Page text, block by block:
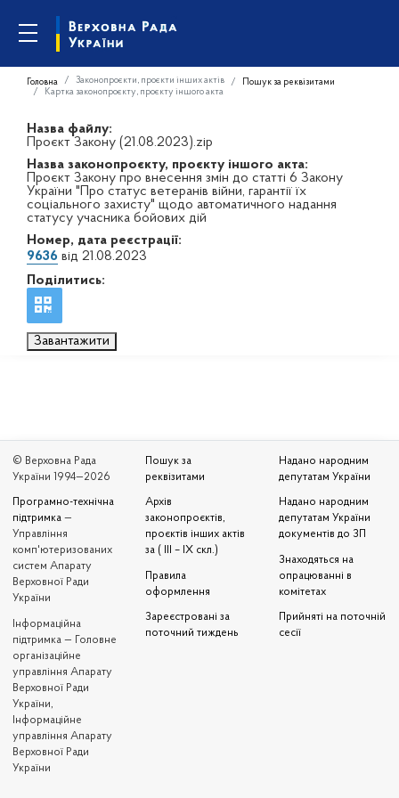
Головна Законопроєкти, проєкти інших актів
Пошук за реквізитами
Картка законопроєкту, проєкту іншого акта
Назва файлу:
Проєкт Закону (21.08.2023).zip
Назва законопроєкту, проєкту іншого акта:
Проєкт Закону про внесення змін до статті 6 Закону
України "Про статус ветеранів війни, гарантії їх
соціального захисту" щодо автоматичного надання
статусу учасника бойових дій
Номер, дата реєстрації:
9636 від 21.08.2023
Поділитись:
Завантажити
© Верховна Рада
України 1994—2026
Програмно-технічна
підтримка —
Управління
комп'ютеризованих
систем Апарату
Верховної Ради
України
Iнформаційна
підтримка — Головне
організаційне
управління Апарату
Верховної Ради
України,
Інформаційне
управління Апарату
Верховної Ради
України
Пошук за
реквізитами
Архів
законопроєктів,
проєктів інших актів
за ( III – IX скл.)
Правила
оформлення
Зареєстровані за
поточний тиждень
Надано народним
депутатам України
Надано народним
депутатам України
документів до ЗП
Знаходяться на
опрацюванні в
комітетах
Прийняті на поточній
сесії